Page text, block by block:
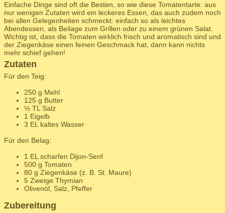
Einfache Dinge sind oft die Besten, so wie diese Tomatentarte: aus
nur wenigen Zutaten wird ein leckeres Essen, das auch zudem noch
bei allen Gelegenheiten schmeckt: einfach so als leichtes
Abendessen, als Beilage zum Grillen oder zu einem grünen Salat.
Wichtig ist, dass die Tomaten wirklich frisch und aromatisch sind und
der Ziegenkäse einen feinen Geschmack hat, dann kann nichts
mehr schief gehen!
Zutaten
Für den Teig:
250 g Mehl
125 g Butter
½ TL Salz
1 Eigelb
3 EL kaltes Wasser
Für den Belag:
1 EL scharfen Dijon-Senf
500 g Tomaten
80 g Ziegenkäse (z. B. St. Maure)
5 Zweige Thymian
Olivenöl, Salz, Pfeffer
Zubereitung